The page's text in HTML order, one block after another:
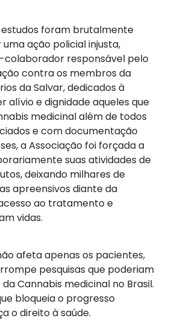
estudos foram brutalmente
ação policial injusta,
colaborador responsável pelo
contra os membros da
da Salvar, dedicados à
alívio e dignidade aqueles que
medicinal além de todos
e com documentação
a Associação foi forçada a
suas atividades de
deixando milhares de
apreensivos diante da
ao tratamento e
vidas.
afeta apenas os pacientes,
pesquisas que poderiam
Cannabis medicinal no Brasil.
bloqueia o progresso
o direito à saúde.